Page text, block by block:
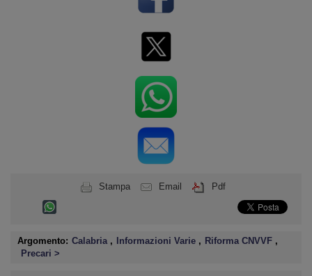
Stampa Email Pdf
Argomento: Calabria , Informazioni Varie , Riforma CNVVF ,
Precari >